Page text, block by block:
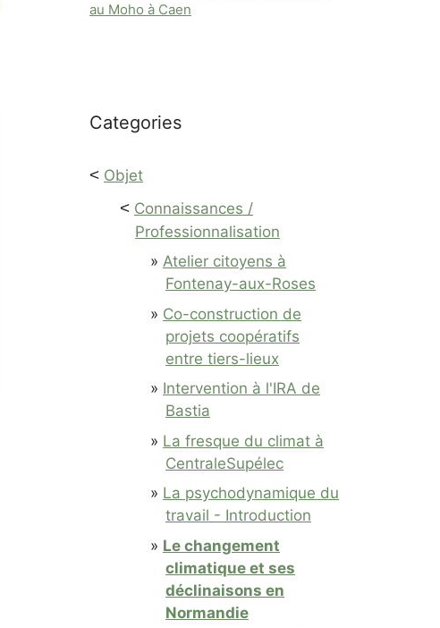
au Moho à Caen
Categories
< Objet
< Connaissances /
Professionnalisation
Atelier citoyens à
Fontenay-aux-Roses
Co-construction de
projets coopératifs
entre tiers-lieux
Intervention à l'IRA de
Bastia
La fresque du climat à
CentraleSupélec
La psychodynamique du
travail - Introduction
Le changement
climatique et ses
déclinaisons en
Normandie